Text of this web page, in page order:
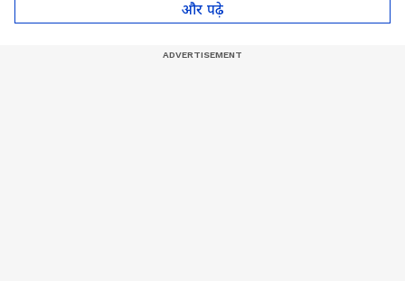
Anju Gupta
और पढ़े